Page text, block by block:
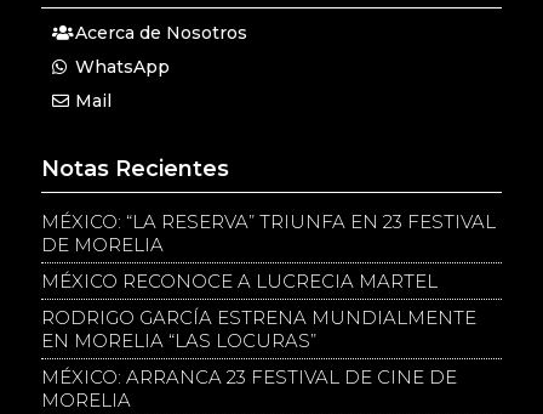
Acerca de Nosotros
WhatsApp
Mail
Notas Recientes
MÉXICO: “LA RESERVA” TRIUNFA EN 23 FESTIVAL
DE MORELIA
MÉXICO RECONOCE A LUCRECIA MARTEL
RODRIGO GARCÍA ESTRENA MUNDIALMENTE
EN MORELIA “LAS LOCURAS”
MÉXICO: ARRANCA 23 FESTIVAL DE CINE DE
MORELIA